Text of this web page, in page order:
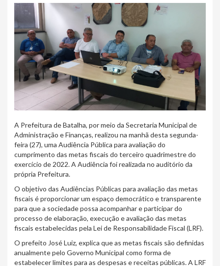
A Prefeitura de Batalha, por meio da Secretaria Municipal de
Administração e Finanças, realizou na manhã desta segunda-
feira (27), uma Audiência Pública para avaliação do
cumprimento das metas fiscais do terceiro quadrimestre do
exercício de 2022. A Audiência foi realizada no auditório da
própria Prefeitura.
O objetivo das Audiências Públicas para avaliação das metas
fiscais é proporcionar um espaço democrático e transparente
para que a sociedade possa acompanhar e participar do
processo de elaboração, execução e avaliação das metas
fiscais estabelecidas pela Lei de Responsabilidade Fiscal (LRF).
O prefeito José Luiz, explica que as metas fiscais são definidas
anualmente pelo Governo Municipal como forma de
estabelecer limites para as despesas e receitas públicas. A LRF